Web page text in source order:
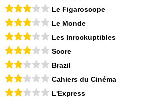
Le Figaroscope
Le Monde
Les Inrockuptibles
Score
Brazil
Cahiers du Cinéma
L'Express